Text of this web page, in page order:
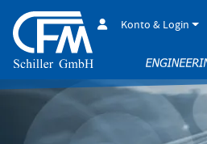
Konto & Login